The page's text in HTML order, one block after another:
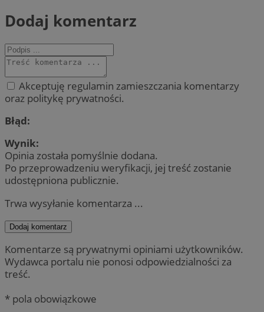
Dodaj komentarz
Akceptuję regulamin zamieszczania komentarzy
oraz politykę prywatności.
Błąd:
Wynik:
Opinia została pomyślnie dodana.
Po przeprowadzeniu weryfikacji, jej treść zostanie
udostępniona publicznie.
Trwa wysyłanie komentarza ...
Dodaj komentarz
Komentarze są prywatnymi opiniami użytkowników.
Wydawca portalu nie ponosi odpowiedzialności za
treść.
* pola obowiązkowe